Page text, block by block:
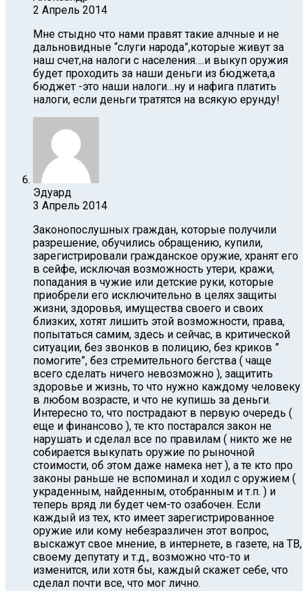
2 Апрель 2014
Мне стыдно что нами правят такие алчные и не
дальновидные “слуги народа”,которые живут за
наш счет,на налоги с населения….и выкуп оружия
будет проходить за наши деньги из бюджета,а
бюджет -это наши налоги…ну и нафига платить
налоги, если деньги тратятся на всякую ерунду!
Эдуард
3 Апрель 2014
Законопослушных граждан, которые получили
разрешение, обучились обращению, купили,
зарегистрировали гражданское оружие, хранят его
в сейфе, исключая возможность утери, кражи,
попадания в чужие или детские руки, которые
приобрели его исключительно в целях защиты
жизни, здоровья, имущества своего и своих
близких, хотят лишить этой возможности, права,
попытаться самим, здесь и сейчас, в критической
ситуации, без звонков в полицию, без криков ”
помогите”, без стремительного бегства ( чаще
всего сделать ничего невозможно ), защитить
здоровье и жизнь, то что нужно каждому человеку
в любом возрасте, и что не купишь за деньги.
Интересно то, что пострадают в первую очередь (
еще и финансово ), те кто постарался закон не
нарушать и сделал все по правилам ( никто же не
собирается выкупать оружие по рыночной
стоимости, об этом даже намека нет ), а те кто про
законы раньше не вспоминал и ходил с оружием (
украденным, найденным, отобранным и т.п. ) и
теперь вряд ли будет чем-то озабочен. Если
каждый из тех, кто имеет зарегистрированное
оружие или кому небезразличен этот вопрос,
выскажут свое мнение, в интернете, в газете, на ТВ,
своему депутату и т.д., возможно что-то и
изменится, или хотя бы, каждый скажет себе, что
сделал почти все, что мог лично.